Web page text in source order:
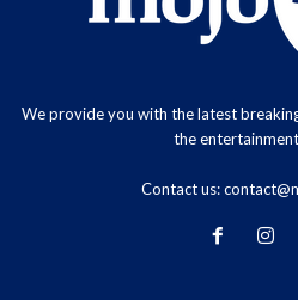
We provide you with the latest
the
Contact us: